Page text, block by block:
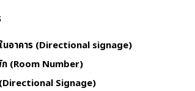
นอาคาร (Directional signage)
ก (Room Number)
Signage)